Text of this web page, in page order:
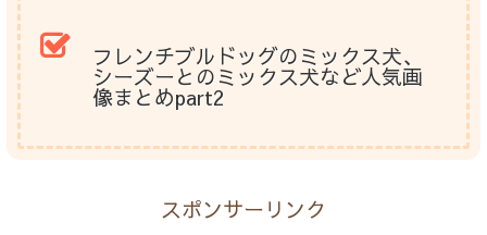
フレンチブルドッグのミックス犬、
シーズーとのミックス犬など人気画
像まとめpart2
スポンサーリンク